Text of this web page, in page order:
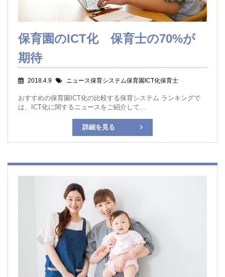
保育園のICT化 保育士の70%が
期待
2018.4.9 ニュース保育システム保育園ICT化保育士
おすすめの保育園ICT化の比較する保育システム ランキングで
は、ICT化に関するニュースをご紹介して...
詳細を見る